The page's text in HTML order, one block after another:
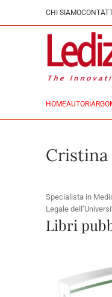
CHI SIAMO
HOMEAUTORI
Cristina
Specialista in
Legale
Libri